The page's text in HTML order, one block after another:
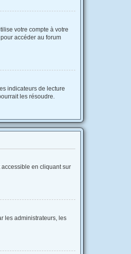
votre compte à votre
accéder au forum
indicateurs de lecture
les résoudre.
en cliquant sur
les administrateurs, les